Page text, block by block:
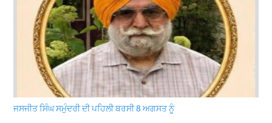
ਜਸਜੀਤ ਸਿੰਘ ਸਮੁੰਦਰੀ ਦੀ ਪਹਿਲੀ ਬਰਸੀ 8 ਅਗਸਤ ਨੂੰ